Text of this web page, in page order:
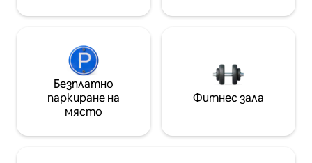
Безплатно
паркиране на
място
Фитнес зала